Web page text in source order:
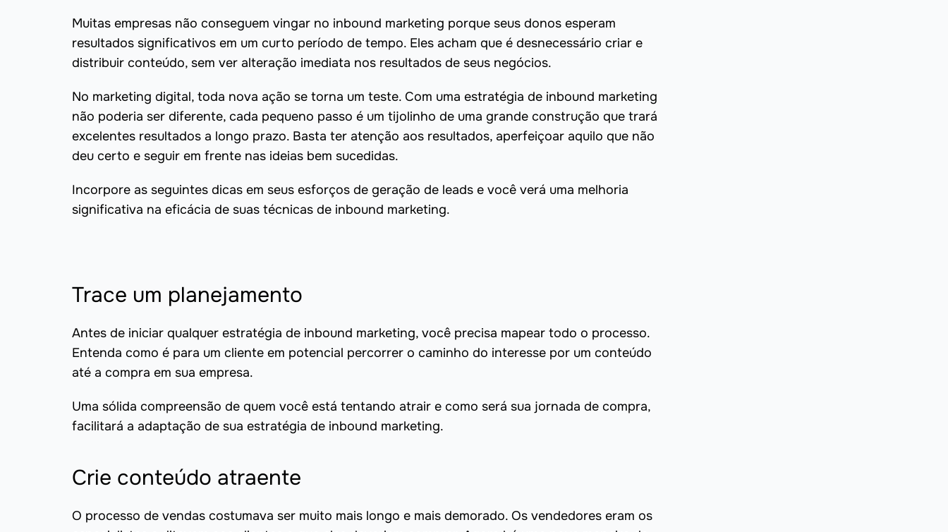
Muitas empresas não conseguem vingar no inbound marketing porque seus donos esperam
resultados significativos em um curto período de tempo. Eles acham que é desnecessário criar e
distribuir conteúdo, sem ver alteração imediata nos resultados de seus negócios.
No marketing digital, toda nova ação se torna um teste. Com uma estratégia de inbound marketing
não poderia ser diferente, cada pequeno passo é um tijolinho de uma grande construção que trará
excelentes resultados a longo prazo. Basta ter atenção aos resultados, aperfeiçoar aquilo que não
deu certo e seguir em frente nas ideias bem sucedidas.
Incorpore as seguintes dicas em seus esforços de geração de leads e você verá uma melhoria
significativa na eficácia de suas técnicas de inbound marketing.
Trace um planejamento
Antes de iniciar qualquer estratégia de inbound marketing, você precisa mapear todo o processo.
Entenda como é para um cliente em potencial percorrer o caminho do interesse por um conteúdo
até a compra em sua empresa.
Uma sólida compreensão de quem você está tentando atrair e como será sua jornada de compra,
facilitará a adaptação de sua estratégia de inbound marketing.
Crie conteúdo atraente
O processo de vendas costumava ser muito mais longo e mais demorado. Os vendedores eram os